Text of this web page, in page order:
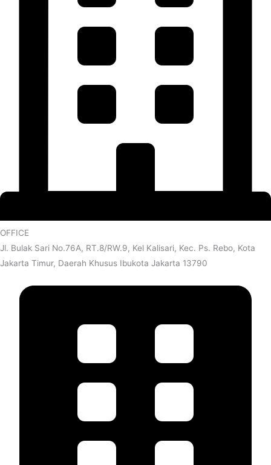
OFFICE
Jl. Bulak Sari No.76A, RT.8/RW.9, Kel Kalisari, Kec. Ps. Rebo, Kota
Jakarta Timur, Daerah Khusus Ibukota Jakarta 13790